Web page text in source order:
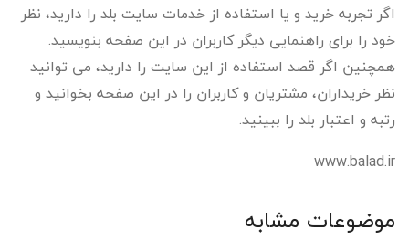
اگر تجربه خرید و یا استفاده از خدمات سایت بلد را دارید، نظر
خود را برای راهنمایی دیگر کاربران در این صفحه بنویسید.
همچنین اگر قصد استفاده از این سایت را دارید، می توانید
نظر خریداران، مشتریان و کاربران را در این صفحه بخوانید و
رتبه و اعتبار بلد را ببینید.
www.balad.ir
موضوعات مشابه